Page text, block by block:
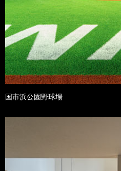
国市浜公園野球場